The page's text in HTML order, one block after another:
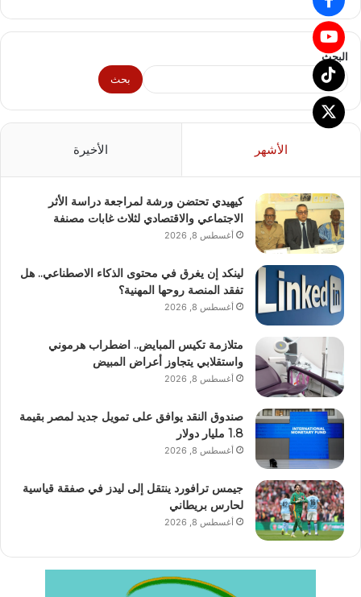
البحث
بحث
الأشهر الأخيرة
كيهيدي تحتضن ورشة لمراجعة دراسة الأثر
الاجتماعي والاقتصادي لثلاث غابات مصنفة
أغسطس 8, 2026
لينكد إن يغرق في محتوى الذكاء الاصطناعي.. هل
تفقد المنصة روحها المهنية؟
أغسطس 8, 2026
متلازمة تكيس المبايض.. اضطراب هرموني
واستقلابي يتجاوز أعراض المبيض
أغسطس 8, 2026
صندوق النقد يوافق على تمويل جديد لمصر بقيمة
1.8 مليار دولار
أغسطس 8, 2026
جيمس ترافورد ينتقل إلى ليدز في صفقة قياسية
لحارس بريطاني
أغسطس 8, 2026